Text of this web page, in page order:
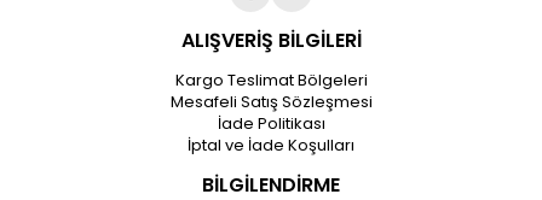
ALIŞVERİŞ BİLGİLERİ
Kargo Teslimat Bölgeleri
Mesafeli Satış Sözleşmesi
İade Politikası
İptal ve İade Koşulları
BİLGİLENDİRME